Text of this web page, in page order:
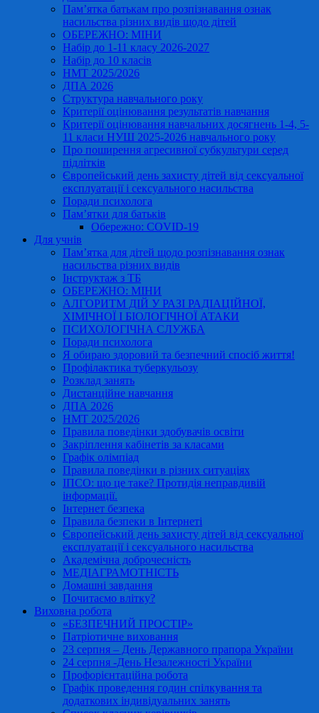
Пам’ятка батькам про розпізнавання ознак
насильства різних видів щодо дітей
ОБЕРЕЖНО: МІНИ
Набір до 1-11 класу 2026-2027
Набір до 10 класів
НМТ 2025/2026
ДПА 2026
Структура навчального року
Критерії оцінювання результатів навчання
Критерії оцінювання навчальних досягнень 1-4, 5-
11 класи НУШ 2025-2026 навчального року
Про поширення агресивної субкультури серед
підлітків
Європейський день захисту дітей від сексуальної
експлуатації і сексуального насильства
Поради психолога
Пам’ятки для батьків
Обережно: COVID-19
Для учнів
Пам’ятка для дітей щодо розпізнавання ознак
насильства різних видів
Інструктаж з ТБ
ОБЕРЕЖНО: МІНИ
АЛГОРИТМ ДІЙ У РАЗІ РАДІАЦІЙНОЇ,
ХІМІЧНОЇ І БІОЛОГІЧНОЇ АТАКИ
ПСИХОЛОГІЧНА СЛУЖБА
Поради психолога
Я обираю здоровий та безпечний спосіб життя!
Профілактика туберкульозу
Розклад занять
Дистанційне навчання
ДПА 2026
НМТ 2025/2026
Правила поведінки здобувачів освіти
Закріплення кабінетів за класами
Графік олімпіад
Правила поведінки в різних ситуаціях
ІПСО: що це таке? Протидія неправдивій
інформації.
Інтернет безпека
Правила безпеки в Інтернеті
Європейський день захисту дітей від сексуальної
експлуатації і сексуального насильства
Академічна доброчесність
МЕДІАГРАМОТНІСТЬ
Домашні завдання
Почитаємо влітку?
Виховна робота
«БЕЗПЕЧНИЙ ПРОСТІР»
Патріотичне виховання
23 серпня – День Державного прапора України
24 серпня -День Незалежності України
Профорієнтаційна робота
Графік проведення годин спілкування та
додаткових індивідуальних занять